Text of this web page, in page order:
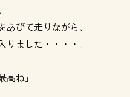
びて走りながら、
りました・・・・。
高ね」